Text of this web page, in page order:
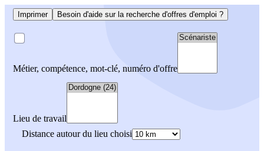
Imprimer Besoin d'aide sur la recherche d'offres d'emploi ?
Métier, compétence, mot-clé, numéro d'offre
Lieu de travail
Distance autour du lieu choisi